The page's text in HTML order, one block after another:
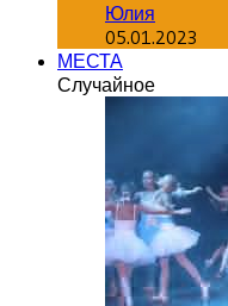
Юлия
05.01.2023
МЕСТА
Случайное